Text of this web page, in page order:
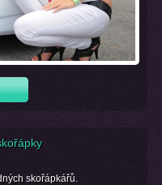
skořápkářů.